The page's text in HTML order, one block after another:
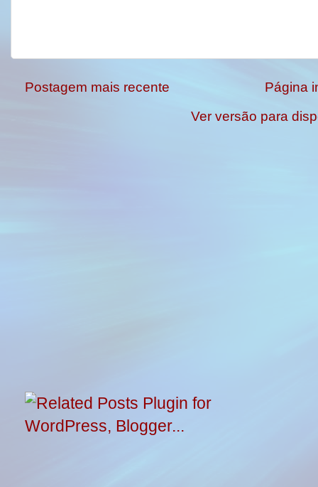
Postagem mais recente
Página
Ver versão para